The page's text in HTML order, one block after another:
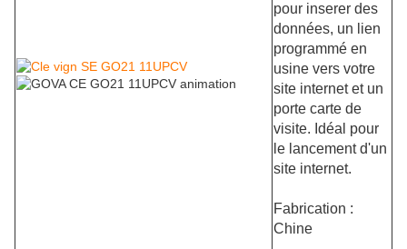
pour inserer des
données, un lien
programmé en
usine vers votre
site internet et un
porte carte de
visite. Idéal pour
le lancement d'un
site internet.
Fabrication :
Chine